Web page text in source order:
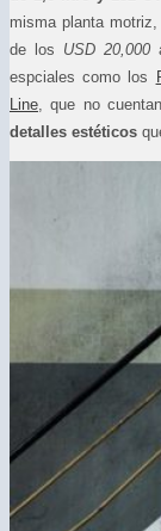
misma planta
de los USD 20,000
espciales como los
Line , que no
detalles estéticos